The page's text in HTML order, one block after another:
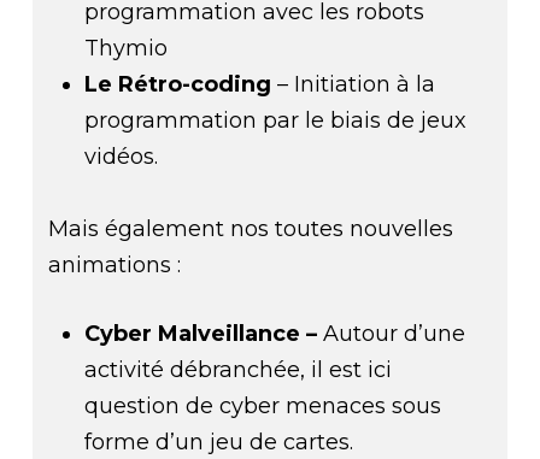
programmation avec les robots
Thymio
Le Rétro-coding – Initiation à la
programmation par le biais de jeux
vidéos.
Mais également nos toutes nouvelles
animations :
Cyber Malveillance –Autour d’une
activité débranchée, il est ici
question de cyber menaces sous
forme d’un jeu de cartes.